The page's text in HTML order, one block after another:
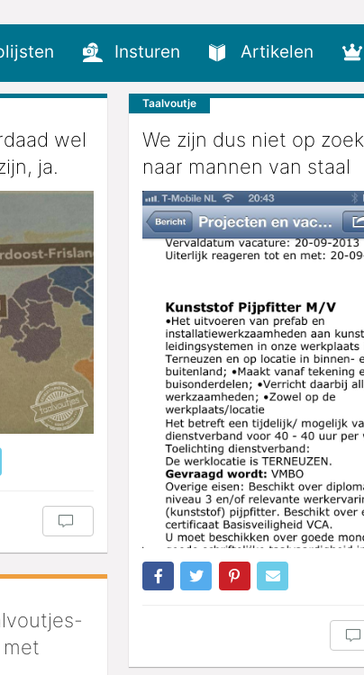
Insturen Artikelen
wel
ja.
Taalvoutje
We zijn dus niet op zoek
naar mannen van staal